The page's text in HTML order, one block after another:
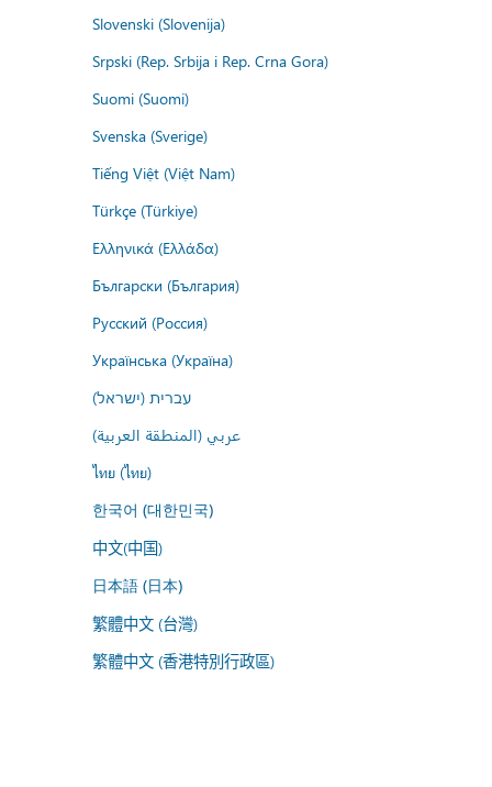
Slovenski (Slovenija)
Srpski (Rep. Srbija i Rep. Crna Gora)
Suomi (Suomi)
Svenska (Sverige)
Tiếng Việt (Việt Nam)
Türkçe (Türkiye)
Ελληνικά (Ελλάδα)
Български (България)
Русский (Россия)
Українська (Україна)
עברית (ישראל)
عربي (المنطقة العربية)
ไทย (ไทย)
한국어 (대한민국)
中文(中国)
日本語 (日本)
繁體中文 (台灣)
繁體中文 (香港特別行政區)